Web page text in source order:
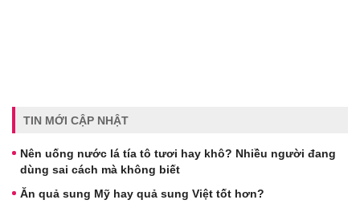
TIN MỚI CẬP NHẬT
Nên uống nước lá tía tô tươi hay khô? Nhiều người đang
dùng sai cách mà không biết
Ăn quả sung Mỹ hay quả sung Việt tốt hơn?